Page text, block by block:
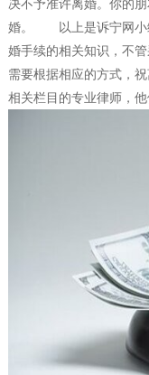
决不予准许离婚。你的
婚。 以上是诉宁网小
婚手续的相关知识，不
需要根据相应的方式，
相关栏目的专业律师，